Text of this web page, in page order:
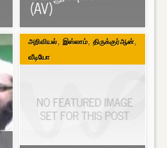
(AV)
அறிவியல், இஸ்லாம், திருக்குர்ஆன்,
வீடியோ